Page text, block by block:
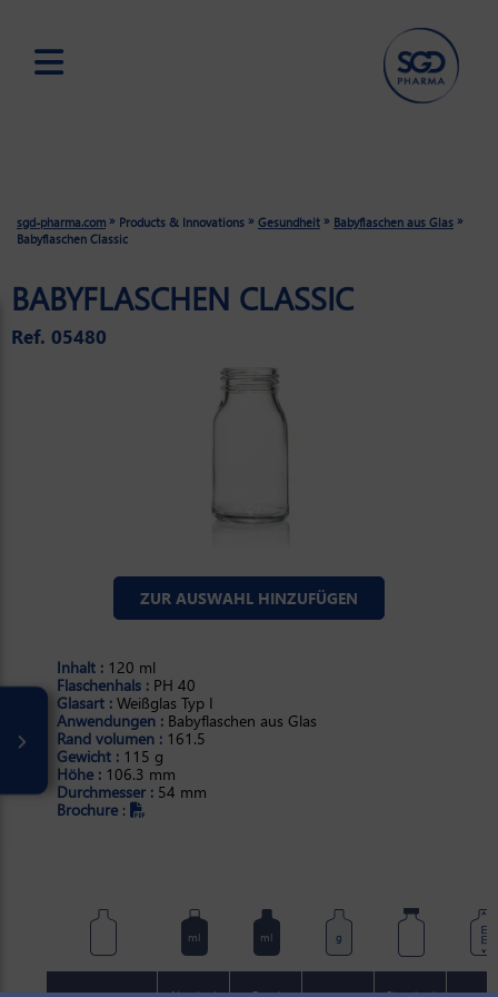
sgd-pharma.com » Products & Innovations » Gesundheit » Babyflaschen aus Glas »
Babyflaschen Classic
BABYFLASCHEN CLASSIC
Ref. 05480
ZUR AUSWAHL HINZUFÜGEN
Inhalt : 120 ml
Flaschenhals : PH 40
Glasart : Weißglas Typ I
Anwendungen : Babyflaschen aus Glas
Rand volumen : 161.5
Gewicht : 115 g
Höhe : 106.3 mm
Durchmesser : 54 mm
Brochure :
ml ml g mm